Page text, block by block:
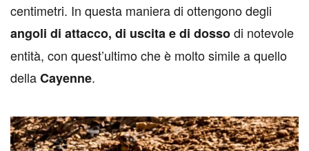
centimetri. In questa maniera di ottengono degli
angoli di attacco, di uscita e di dossodi notevole
entità, con quest’ultimo che è molto simile a quello
dellaCayenne.